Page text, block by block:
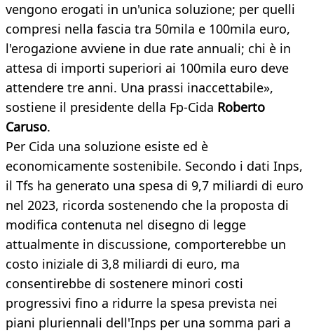
vengono erogati in un'unica soluzione; per quelli
compresi nella fascia tra 50mila e 100mila euro,
l'erogazione avviene in due rate annuali; chi è in
attesa di importi superiori ai 100mila euro deve
attendere tre anni. Una prassi inaccettabile»,
sostiene il presidente della Fp-Cida Roberto
Caruso.
Per Cida una soluzione esiste ed è
economicamente sostenibile. Secondo i dati Inps,
il Tfs ha generato una spesa di 9,7 miliardi di euro
nel 2023, ricorda sostenendo che la proposta di
modifica contenuta nel disegno di legge
attualmente in discussione, comporterebbe un
costo iniziale di 3,8 miliardi di euro, ma
consentirebbe di sostenere minori costi
progressivi fino a ridurre la spesa prevista nei
piani pluriennali dell'Inps per una somma pari a